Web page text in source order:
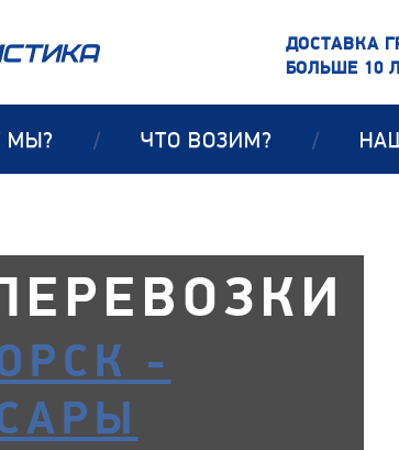
ДОСТАВКА
БОЛЬШЕ 10
МЫ? / ЧТО ВОЗИМ? /
-